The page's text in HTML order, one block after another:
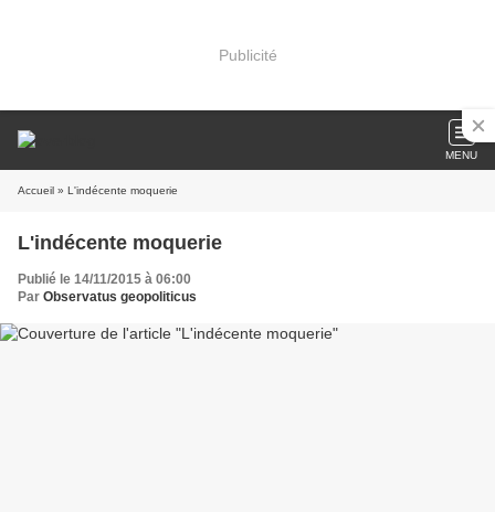
Publicité
MENU
Accueil » L'indécente moquerie
L'indécente moquerie
Publié le 14/11/2015 à 06:00
Par Observatus geopoliticus